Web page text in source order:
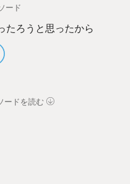
ード
ろうと思ったから
ードを読む